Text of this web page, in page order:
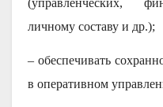
(управленческих,
личному составу и др.);
– обеспечивать
в оперативном